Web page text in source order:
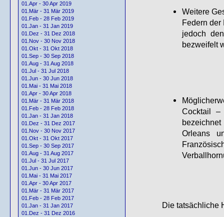
01.Apr - 30 Apr 2019
01.Mär - 31 Mär 2019
01.Feb - 28 Feb 2019
01.Jan - 31 Jan 2019
01.Dez - 31 Dez 2018
01.Nov - 30 Nov 2018
01.Okt - 31 Okt 2018
01.Sep - 30 Sep 2018
01.Aug - 31 Aug 2018
01.Jul - 31 Jul 2018
01.Jun - 30 Jun 2018
01.Mai - 31 Mai 2018
01.Apr - 30 Apr 2018
01.Mär - 31 Mär 2018
01.Feb - 28 Feb 2018
01.Jan - 31 Jan 2018
01.Dez - 31 Dez 2017
01.Nov - 30 Nov 2017
01.Okt - 31 Okt 2017
01.Sep - 30 Sep 2017
01.Aug - 31 Aug 2017
01.Jul - 31 Jul 2017
01.Jun - 30 Jun 2017
01.Mai - 31 Mai 2017
01.Apr - 30 Apr 2017
01.Mär - 31 Mär 2017
01.Feb - 28 Feb 2017
01.Jan - 31 Jan 2017
01.Dez - 31 Dez 2016
Weitere
Federn der
jedoch
bezweifelt
Cocktail –
Orleans
Die tatsächliche